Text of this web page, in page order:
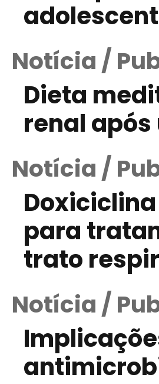
Notícia /
Dieta
renal
Notícia /
para
trato
Notícia /